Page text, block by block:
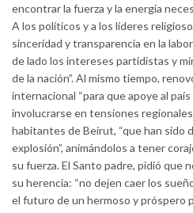
encontrar la fuerza y la energía
A los políticos y a los líderes
sinceridad y transparencia en la
de lado los intereses partidistas y
de la nación”. Al mismo tiempo,
internacional “para que apoye al
involucrarse en tensiones
habitantes de Beirut, “que han sido
explosión”, animándolos a tener
su fuerza. El Santo padre, pidió que
su herencia: “no dejen caer los
el futuro de un hermoso y próspero